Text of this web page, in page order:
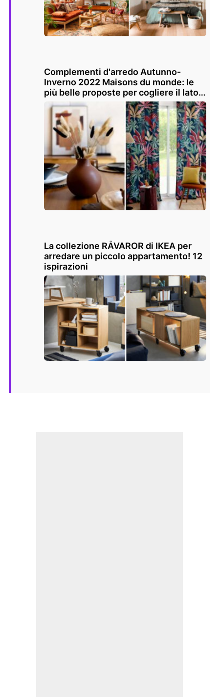
Complementi d'arredo Autunno-
Inverno 2022 Maisons du monde: le
più belle proposte per cogliere il lato
positivo della nuova stagione
La collezione RÅVAROR di IKEA per
arredare un piccolo appartamento! 12
ispirazioni